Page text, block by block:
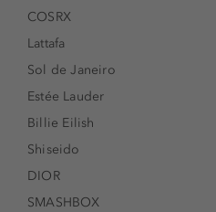
COSRX
Lattafa
Sol de Janeiro
Estée Lauder
Billie Eilish
Shiseido
DIOR
SMASHBOX